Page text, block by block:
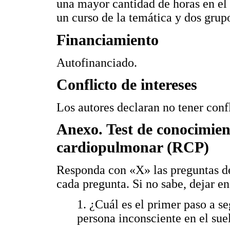
una mayor cantidad de horas en
un curso de la temática y dos
Financiamiento
Autofinanciado.
Conflicto de intereses
Los autores declaran no tener
Anexo. Test de
cardiopulmonar (RCP)
Responda con «X» las preguntas
cada pregunta. Si no sabe, dejar
1. ¿Cuál es el primer paso a
persona inconsciente en el